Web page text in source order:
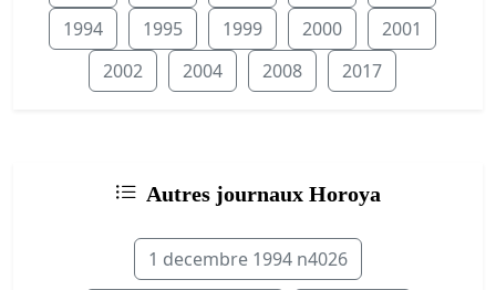
1994
1995 1999 2000
2001
2002
2004 2008 2017
Autres journaux Horoya
1 decembre 1994 n4026